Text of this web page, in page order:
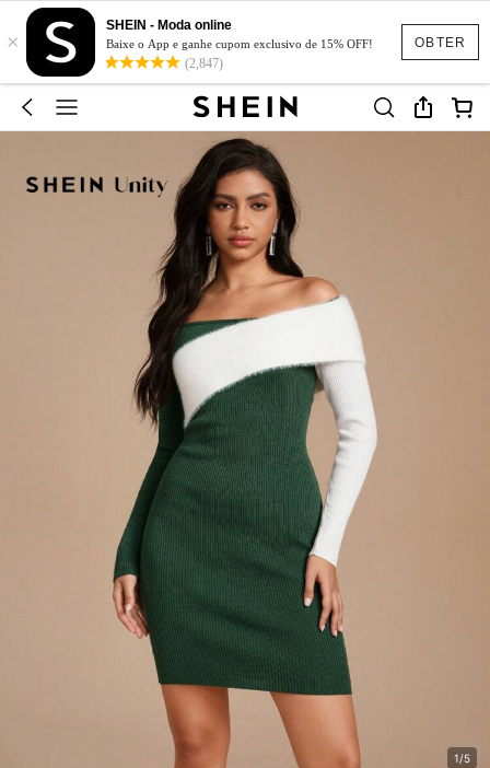
OBTER
×
SHEIN - Moda online
Baixe o App e ganhe cupom exclusivo de 15% OFF!
(2,847)
1/5